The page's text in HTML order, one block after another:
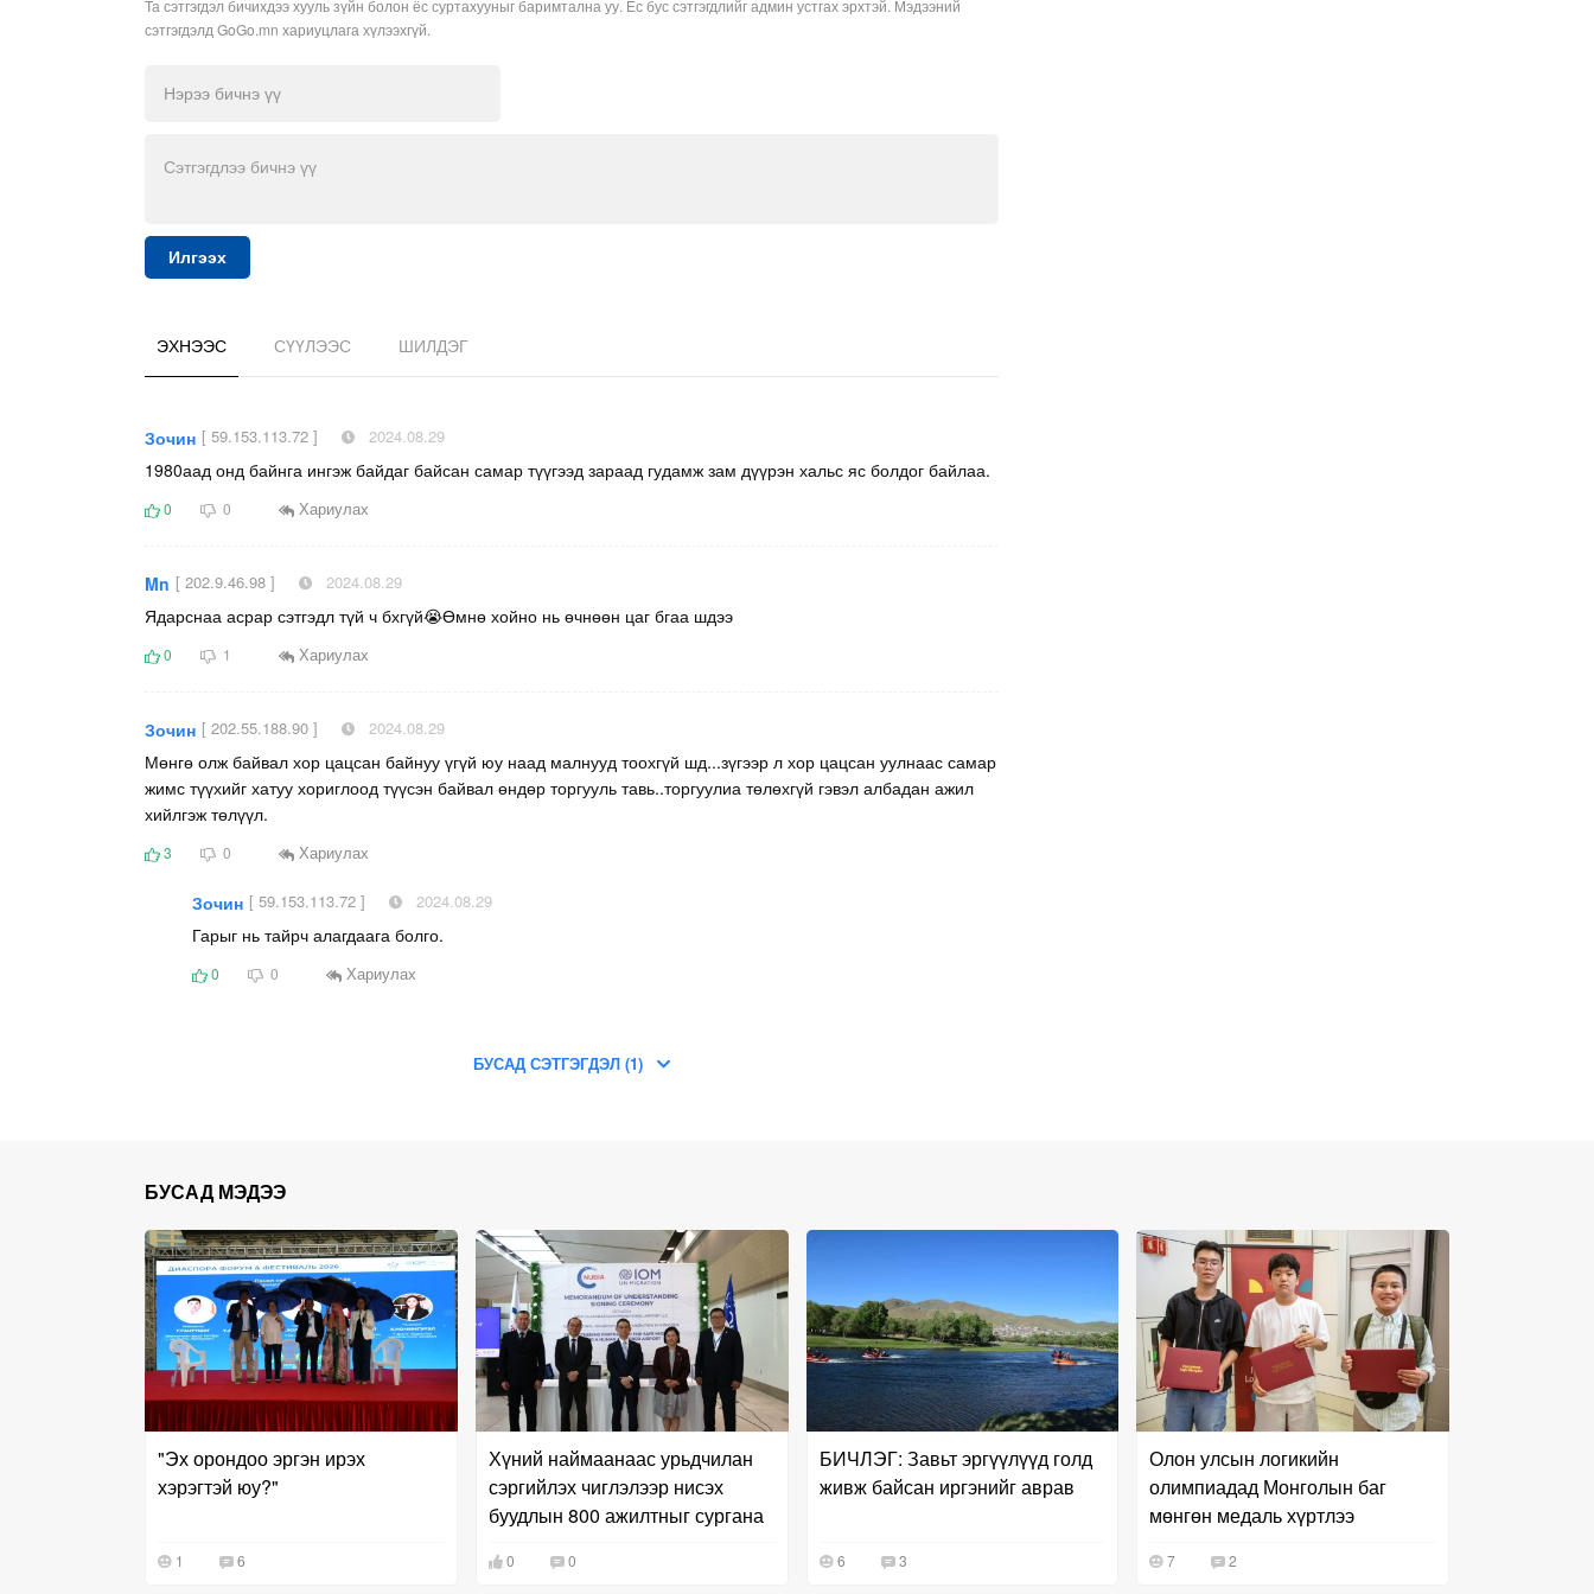
Та сэтгэгдэл бичихдээ хууль зүйн болон ёс суртахууныг баримтална уу. Ёс бус сэтгэгдлийг админ устгах эрхтэй. Мэдээний
сэтгэгдэлд GoGo.mn хариуцлага хүлээхгүй.
Илгээх
ЭХНЭЭС СҮҮЛЭЭС ШИЛДЭГ
Зочин [ 59.153.113.72 ] 2024.08.29
1980аад онд байнга ингэж байдаг байсан самар түүгээд зараад гудамж зам дүүрэн хальс яс болдог байлаа.
0 0 Хариулах
Mn [ 202.9.46.98 ] 2024.08.29
Ядарснаа асрар сэтгэдл түй ч бхгүй😭Өмнө хойно нь өчнөөн цаг бгаа шдээ
0 1 Хариулах
Зочин [ 202.55.188.90 ] 2024.08.29
Мөнгө олж байвал хор цацсан байнуу үгүй юу наад малнууд тоохгүй шд...зүгээр л хор цацсан уулнаас самар
жимс түүхийг хатуу хориглоод түүсэн байвал өндөр торгууль тавь..торгуулиа төлөхгүй гэвэл албадан ажил
хийлгэж төлүүл.
3 0 Хариулах
Зочин [ 59.153.113.72 ] 2024.08.29
Гарыг нь тайрч алагдаага болго.
0 0 Хариулах
БУСАД СЭТГЭГДЭЛ (1)
БУСАД МЭДЭЭ
"Эх орондоо эргэн ирэх
хэрэгтэй юу?"
1 6
Хүний наймаанаас урьдчилан
сэргийлэх чиглэлээр нисэх
буудлын 800 ажилтныг сургана
0 0
БИЧЛЭГ: Завьт эргүүлүүд голд
живж байсан иргэнийг аврав
6 3
Олон улсын логикийн
олимпиадад Монголын баг
мөнгөн медаль хүртлээ
7 2